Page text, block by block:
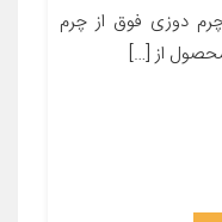
دوزی فوق از چرم
از […]